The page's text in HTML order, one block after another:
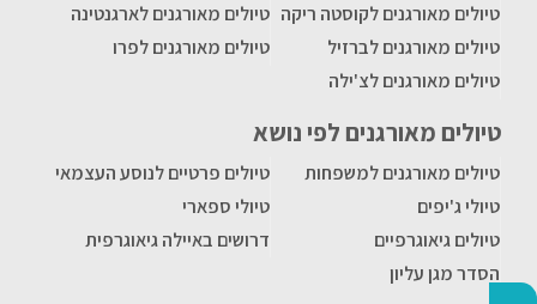
טיולים מאורגנים לקוסטה ריקה טיולים מאורגנים לארגנטינה
טיולים מאורגנים לברזיל
טיולים מאורגנים לפרו
טיולים מאורגנים לצ'ילה
טיולים מאורגנים לפי נושא
טיולים מאורגנים למשפחות
טיולים פרטיים לנוסע העצמאי
טיולי ג'יפים
טיולי ספארי
טיולים גיאוגרפיים
דרושים באיילה גיאוגרפית
הסדר מגן עליון